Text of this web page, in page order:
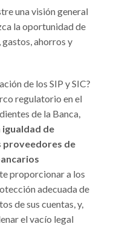
una visión general
la oportunidad de
gastos, ahorros y
de los SIP y SIC?
regulatorio en el
de la Banca,
de
proveedores de
proporcionar a los
adecuada de
de sus cuentas, y,
el vacío legal